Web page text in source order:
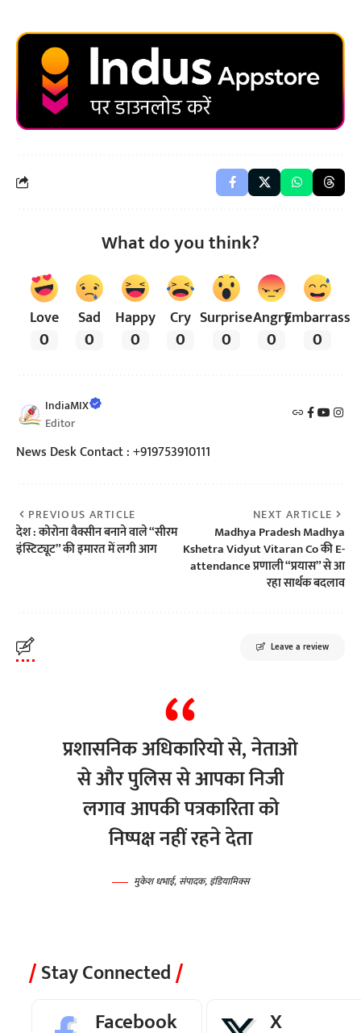
What do you think?
Love
0
Sad
0
Happy
0
Cry
0
Surprise
0
Angry
0
Embarrass
0
IndiaMIX
Editor
News Desk Contact : +919753910111
PREVIOUS ARTICLE
देश : कोरोना वैक्सीन बनाने वाले “सीरम
इंस्टिट्यूट” की इमारत में लगी आग
NEXT ARTICLE
Madhya Pradesh Madhya
Kshetra Vidyut Vitaran Co की E-
attendance प्रणाली “प्रयास” से आ
रहा सार्थक बदलाव
Leave a review
प्रशासनिक अधिकारियो से, नेताओ
से और पुलिस से आपका निजी
लगाव आपकी पत्रकारिता को
निष्पक्ष नहीं रहने देता
मुकेश धभाई, संपादक, इंडियामिक्स
Stay Connected
Facebook X